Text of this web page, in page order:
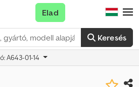
Keresés
Elad
A643-01-14